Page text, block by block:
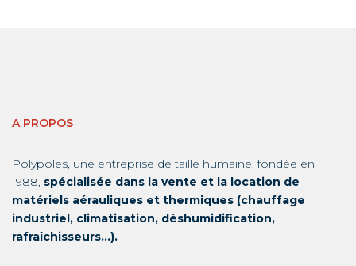
A PROPOS
Polypoles, une entreprise de taille humaine, fondée en
1988, spécialisée dans la vente et la location de
matériels aérauliques et thermiques (chauffage
industriel, climatisation, déshumidification,
rafraîchisseurs…).